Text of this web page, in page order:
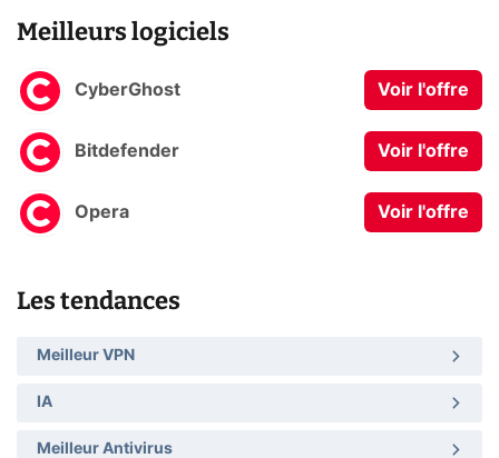
Meilleurs logiciels
CyberGhost Voir l'offre
Bitdefender Voir l'offre
Opera Voir l'offre
Les tendances
Meilleur VPN
IA
Meilleur Antivirus